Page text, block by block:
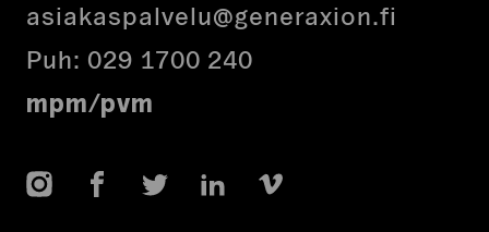
asiakaspalvelu@generaxion.fi
Puh: 029 1700 240
mpm/pvm
InstagramFacebookTwitter LinkedIn